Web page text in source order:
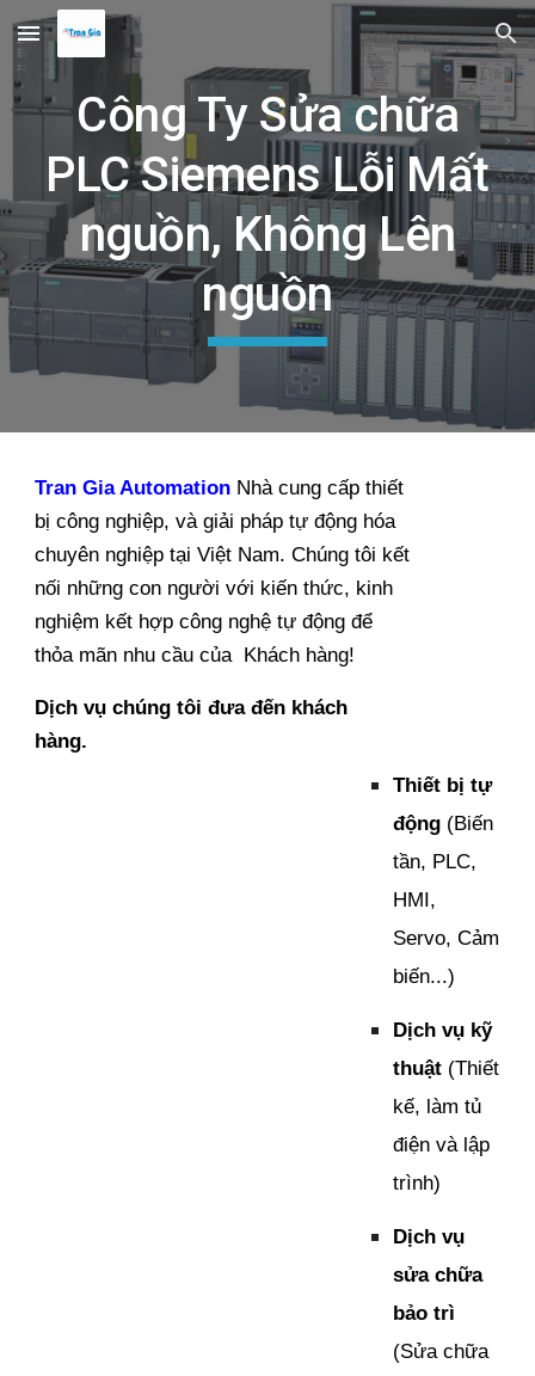
Skip to main content Skip to navigation
Công Ty Sửa chữa
PLC Siemens Lỗi Mất
nguồn, Không Lên
nguồn
Tran Gia Automation Nhà cung cấp thiết
bị công nghiệp, và giải pháp tự động hóa
chuyên nghiệp tại Việt Nam. Chúng tôi kết
nối những con người với kiến thức, kinh
nghiệm kết hợp công nghệ tự động để
thỏa mãn nhu cầu của Khách hàng!
Dịch vụ chúng tôi đưa đến khách
hàng.
Thiết bị tự
động (Biến
tần, PLC,
HMI,
Servo, Cảm
biến...)
Dịch vụ kỹ
thuật (Thiết
kế, làm tủ
điện và lập
trình)
Dịch vụ
sửa chữa
bảo trì
(Sửa chữa